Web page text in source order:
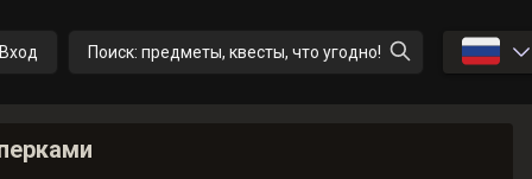
Поиск: предметы, квесты, что угодно! 🇷🇺